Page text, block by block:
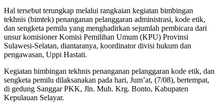
Hal tersebut terungkap melalui rangkaian kegiatan bimbingan
tekhnis (bimtek) penanganan pelanggaran administrasi, kode etik,
dan sengketa pemilu yang menghadirkan sejumlah pembicara dari
unsur komisioner Komisi Pemilihan Umum (KPU) Provinsi
Sulawesi-Selatan, diantaranya, koordinator divisi hukum dan
pengawasan, Uppi Hastati.
Kegiatan bimbingan tekhnis penanganan pelanggaran kode etik, dan
sengketa pemilu dilaksanakan pada hari, Jum’at, (7/08), bertempat,
di gedung Sanggar PKK, Jln. Muh. Krg. Bonto, Kabupaten
Kepulauan Selayar.